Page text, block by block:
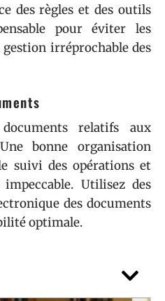
des règles et des outils
pour éviter les
irréprochable des
relatifs aux
bonne organisation
suivi des opérations et
Utilisez des
des documents
optimale.